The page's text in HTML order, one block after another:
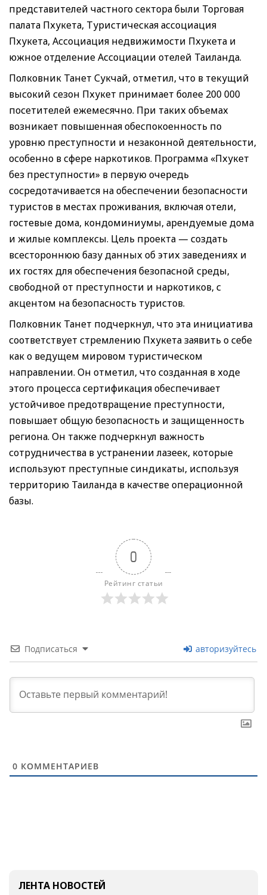
представителей частного сектора были Торговая
палата Пхукета, Туристическая ассоциация
Пхукета, Ассоциация недвижимости Пхукета и
южное отделение Ассоциации отелей Таиланда.
Полковник Танет Сукчай, отметил, что в текущий
высокий сезон Пхукет принимает более 200 000
посетителей ежемесячно. При таких объемах
возникает повышенная обеспокоенность по
уровню преступности и незаконной деятельности,
особенно в сфере наркотиков. Программа «Пхукет
без преступности» в первую очередь
сосредотачивается на обеспечении безопасности
туристов в местах проживания, включая отели,
гостевые дома, кондоминиумы, арендуемые дома
и жилые комплексы. Цель проекта — создать
всестороннюю базу данных об этих заведениях и
их гостях для обеспечения безопасной среды,
свободной от преступности и наркотиков, с
акцентом на безопасность туристов.
Полковник Танет подчеркнул, что эта инициатива
соответствует стремлению Пхукета заявить о себе
как о ведущем мировом туристическом
направлении. Он отметил, что созданная в ходе
этого процесса сертификация обеспечивает
устойчивое предотвращение преступности,
повышает общую безопасность и защищенность
региона. Он также подчеркнул важность
сотрудничества в устранении лазеек, которые
используют преступные синдикаты, используя
территорию Таиланда в качестве операционной
базы.
0
Рейтинг статьи
Подписаться авторизуйтесь
0 КОММЕНТАРИЕВ
ЛЕНТА НОВОСТЕЙ